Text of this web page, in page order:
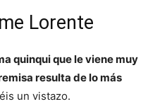
Lorente
quinqui que le viene muy
resulta de lo más
un vistazo.